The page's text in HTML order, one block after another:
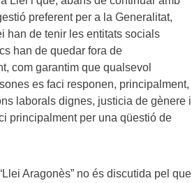
preferent per a la Generalitat,
han de tenir les entitats socials
han de quedar fora de
com garantim que qualsevol
es faci responen, principalment,
laborals dignes, justicia de gènere i
principalment per una qüestió de
Aragonès” no és discutida pel que